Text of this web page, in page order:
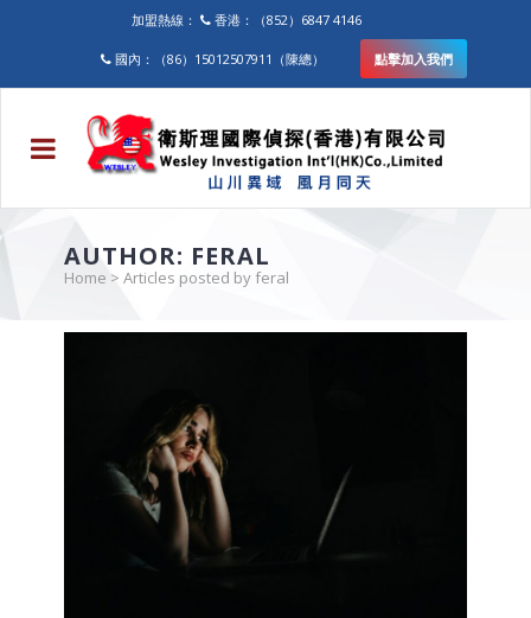
加盟熱線： 香港：（852）6847 4146
國內：（86）15012507911（陳總） 點擊加入我們
AUTHOR: FERAL
Home > Articles posted by feral